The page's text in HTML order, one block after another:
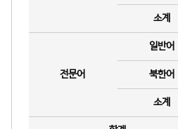
소계
전문어
일반어
북한어
소계